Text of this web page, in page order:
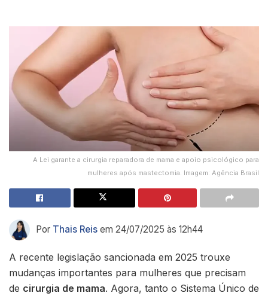
A Lei garante a cirurgia reparadora de mama e apoio psicológico para
mulheres após mastectomia. Imagem: Agência Brasil
Por Thais Reis em 24/07/2025 às 12h44
A recente legislação sancionada em 2025 trouxe
mudanças importantes para mulheres que precisam
de cirurgia de mama. Agora, tanto o Sistema Único de